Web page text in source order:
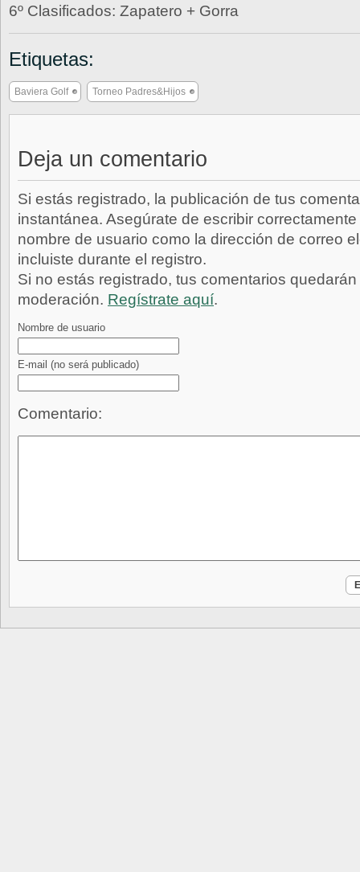
6º Clasificados: Zapatero + Gorra
Etiquetas:
Baviera Golf Torneo Padres&Hijos
Deja un comentario
Si estás registrado, la publicación de tus
instantánea. Asegúrate de escribir
nombre de usuario como la dirección de correo
incluiste durante el registro.
Si no estás registrado, tus comentarios
moderación. Regístrate aquí.
Nombre de usuario
E-mail (no será publicado)
Comentario: